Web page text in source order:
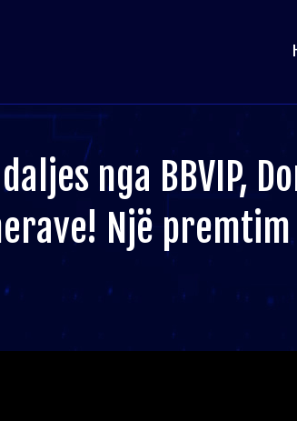
nga BBVIP,
Një